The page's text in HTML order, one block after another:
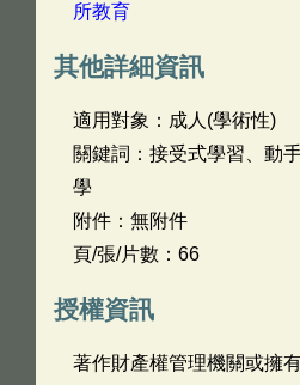
所教育
其他詳細資訊
適用對象：成人(學術性)
關鍵詞：接受式學習、動
學
附件：無附件
頁/張/片數：66
授權資訊
著作財產權管理機關或擁